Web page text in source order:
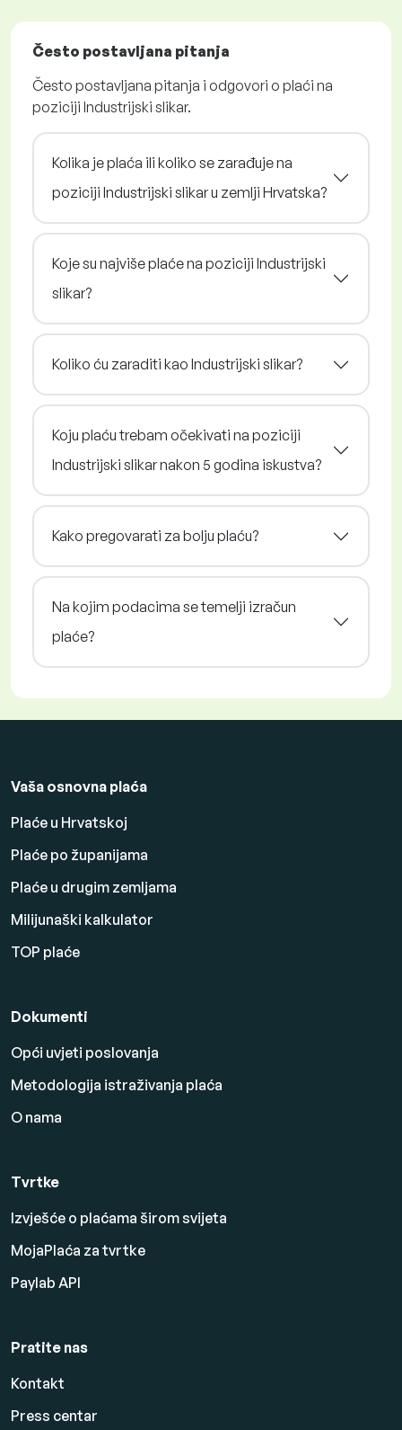
Često postavljana pitanja
Često postavljana pitanja i odgovori o plaći na
poziciji Industrijski slikar.
Kolika je plaća ili koliko se zarađuje na
poziciji Industrijski slikar u zemlji Hrvatska?
Koje su najviše plaće na poziciji Industrijski
slikar?
Koliko ću zaraditi kao Industrijski slikar?
Koju plaću trebam očekivati na poziciji
Industrijski slikar nakon 5 godina iskustva?
Kako pregovarati za bolju plaću?
Na kojim podacima se temelji izračun
plaće?
Vaša osnovna plaća
Plaće u Hrvatskoj
Plaće po županijama
Plaće u drugim zemljama
Milijunaški kalkulator
TOP plaće
Dokumenti
Opći uvjeti poslovanja
Metodologija istraživanja plaća
O nama
Tvrtke
Izvješće o plaćama širom svijeta
MojaPlaća za tvrtke
Paylab API
Pratite nas
Kontakt
Press centar